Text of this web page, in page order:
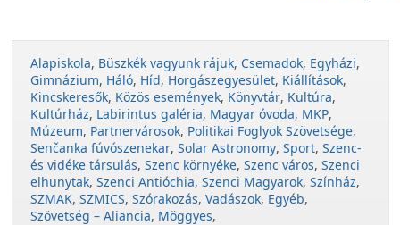
Alapiskola, Büszkék vagyunk rájuk, Csemadok, Egyházi,
Gimnázium, Háló, Híd, Horgászegyesület, Kiállítások,
Kincskeresők, Közös események, Könyvtár, Kultúra,
Kultúrház, Labirintus galéria, Magyar óvoda, MKP,
Múzeum, Partnervárosok, Politikai Foglyok Szövetsége,
Senčanka fúvószenekar, Solar Astronomy, Sport, Szenc-
és vidéke társulás, Szenc környéke, Szenc város, Szenci
elhunytak, Szenci Antióchia, Szenci Magyarok, Színház,
SZMAK, SZMICS, Szórakozás, Vadászok, Egyéb,
Szövetség – Aliancia, Möggyes,